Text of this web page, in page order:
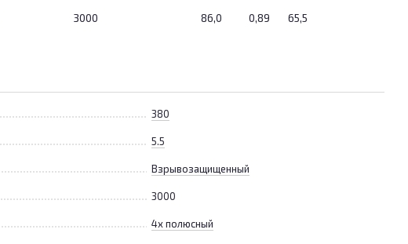
3000 86,0 0,89 65,5
380
5.5
Взрывозащищенный
3000
4х полюсный